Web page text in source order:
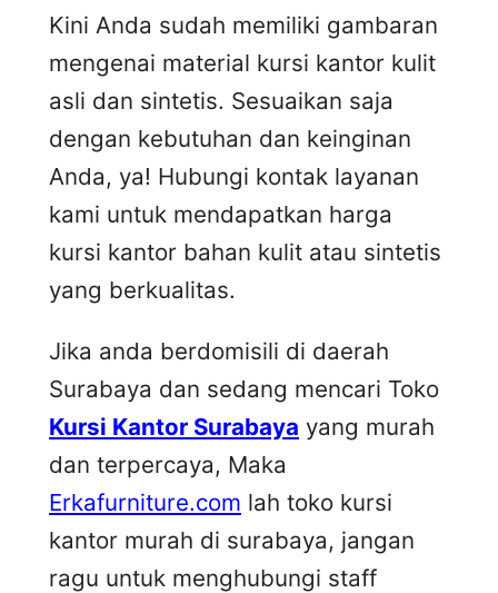
Kini Anda sudah memiliki gambaran
mengenai material kursi kantor kulit
asli dan sintetis. Sesuaikan saja
dengan kebutuhan dan keinginan
Anda, ya! Hubungi kontak layanan
kami untuk mendapatkan harga
kursi kantor bahan kulit atau sintetis
yang berkualitas.
Jika anda berdomisili di daerah
Surabaya dan sedang mencari Toko
Kursi Kantor Surabaya yang murah
dan terpercaya, Maka
Erkafurniture.com lah toko kursi
kantor murah di surabaya, jangan
ragu untuk menghubungi staff